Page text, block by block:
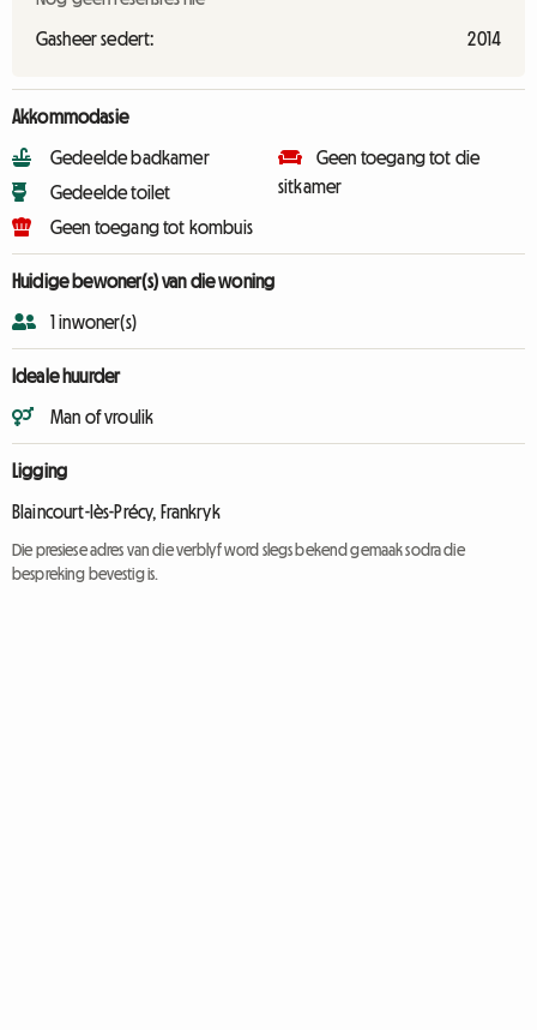
Gasheer sedert: 2014
Akkommodasie
Gedeelde badkamer
Gedeelde toilet
Geen toegang tot kombuis
Geen toegang tot die
sitkamer
Huidige bewoner(s) van die woning
1 inwoner(s)
Ideale huurder
Man of vroulik
Ligging
Blaincourt-lès-Précy, Frankryk
Die presiese adres van die verblyf word slegs bekend gemaak sodra die
bespreking bevestig is.